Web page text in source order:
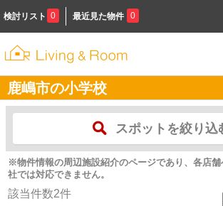
検討リスト 0 最近見た物件 0
鹿嶋市の小学校
スポットを絞り込
※物件情報の周辺施設紹介のページであり、各店
社では対応できません。
該当件数2件